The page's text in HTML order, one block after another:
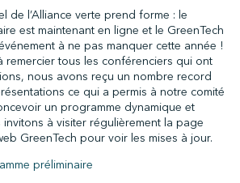
de l’Alliance verte prend forme : le
est maintenant en ligne et le GreenTech
à ne pas manquer cette année !
remercier tous les conférenciers qui ont
nous avons reçu un nombre record
ce qui a permis à notre comité
un programme dynamique et
à visiter régulièrement la page
GreenTech pour voir les mises à jour.
préliminaire